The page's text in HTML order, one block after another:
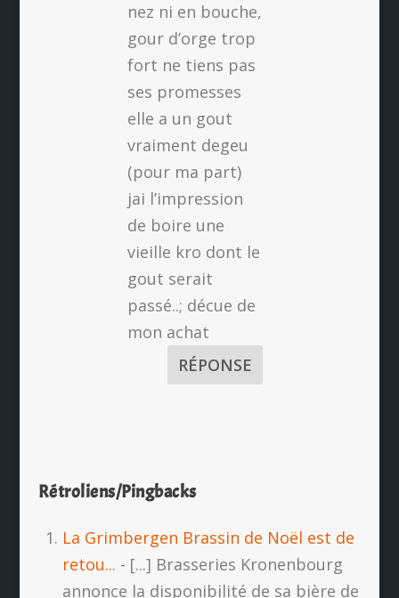
nez ni en bouche,
gour d’orge trop
fort ne tiens pas
ses promesses
elle a un gout
vraiment degeu
(pour ma part)
jai l’impression
de boire une
vieille kro dont le
gout serait
passé..; décue de
mon achat
RÉPONSE
Rétroliens/Pingbacks
La Grimbergen Brassin de Noël est de
retou... - [...] Brasseries Kronenbourg
annonce la disponibilité de sa bière de